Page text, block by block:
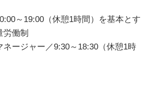
～19:00（休憩1時間）を基本とす
労働制
ネージャー／9:30～18:30（休憩1時